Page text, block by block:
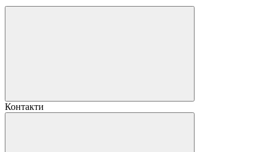
Контакти